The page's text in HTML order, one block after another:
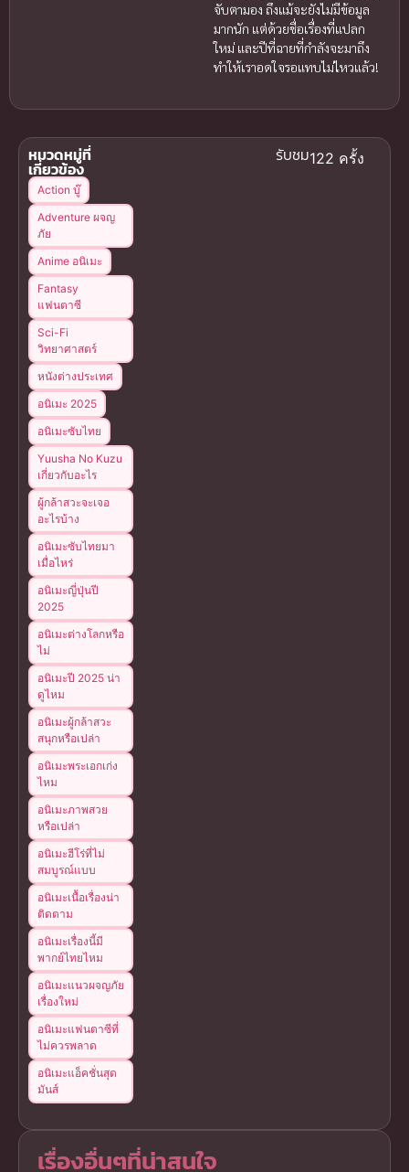
จับตามอง ถึงแม้จะยังไม่มีข้อมูล
มากนัก แต่ด้วยชื่อเรื่องที่แปลก
ใหม่ และปีที่ฉายที่กำลังจะมาถึง
ทำให้เราอดใจรอแทบไม่ไหวแล้ว!
รับชม122 ครั้ง
หมวดหมู่ที่
เกี่ยวข้อง
Action บู๊
Adventure ผจญ
ภัย
Anime อนิเมะ
Fantasy
แฟนตาซี
Sci-Fi
วิทยาศาสตร์
หนังต่างประเทศ
อนิเมะ 2025
อนิเมะซับไทย
Yuusha No Kuzu
เกี่ยวกับอะไร
ผู้กล้าสวะจะเจอ
อะไรบ้าง
อนิเมะซับไทยมา
เมื่อไหร่
อนิเมะญี่ปุ่นปี
2025
อนิเมะต่างโลกหรือ
ไม่
อนิเมะปี 2025 น่า
ดูไหม
อนิเมะผู้กล้าสวะ
สนุกหรือเปล่า
อนิเมะพระเอกเก่ง
ไหม
อนิเมะภาพสวย
หรือเปล่า
อนิเมะฮีโร่ที่ไม่
สมบูรณ์แบบ
อนิเมะเนื้อเรื่องน่า
ติดตาม
อนิเมะเรื่องนี้มี
พากย์ไทยไหม
อนิเมะแนวผจญภัย
เรื่องใหม่
อนิเมะแฟนตาซีที่
ไม่ควรพลาด
อนิเมะแอ็คชั่นสุด
มันส์
เรื่องอื่นๆที่น่าสนใจ